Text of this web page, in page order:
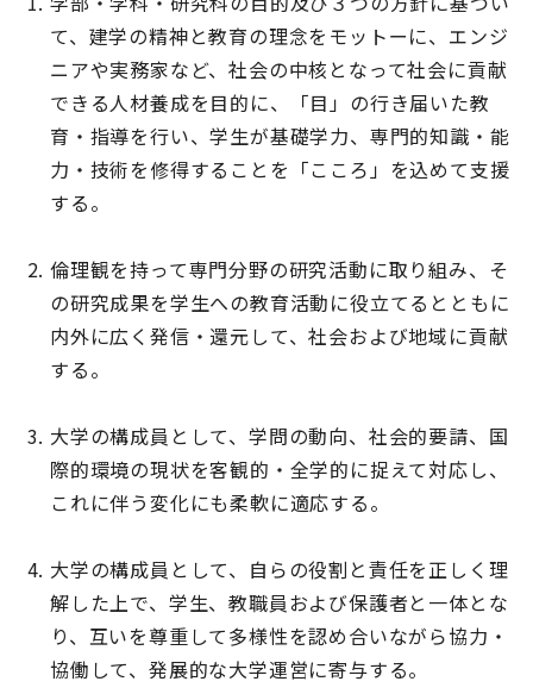
て、建学の精神と教育の理念をモットーに、エンジ
ニアや実務家など、社会の中核となって社会に貢献
できる人材養成を目的に、「目」の行き届いた教
育・指導を行い、学生が基礎学力、専門的知識・能
力・技術を修得することを「こころ」を込めて支援
する。
倫理観を持って専門分野の研究活動に取り組み、そ
の研究成果を学生への教育活動に役立てるとともに
内外に広く発信・還元して、社会および地域に貢献
する。
大学の構成員として、学問の動向、社会的要請、国
際的環境の現状を客観的・全学的に捉えて対応し、
これに伴う変化にも柔軟に適応する。
大学の構成員として、自らの役割と責任を正しく理
解した上で、学生、教職員および保護者と一体とな
り、互いを尊重して多様性を認め合いながら協力・
協働して、発展的な大学運営に寄与する。